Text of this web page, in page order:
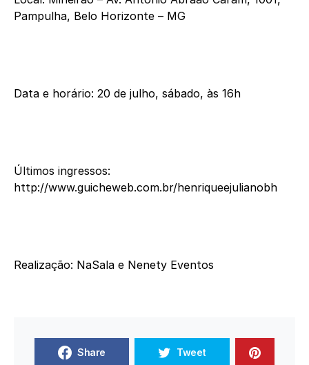
Pampulha, Belo Horizonte – MG
Data e horário: 20 de julho, sábado, às 16h
Últimos ingressos:
http://www.guicheweb.com.br/henriqueejulianobh
Realização: NaSala e Nenety Eventos
Share Tweet